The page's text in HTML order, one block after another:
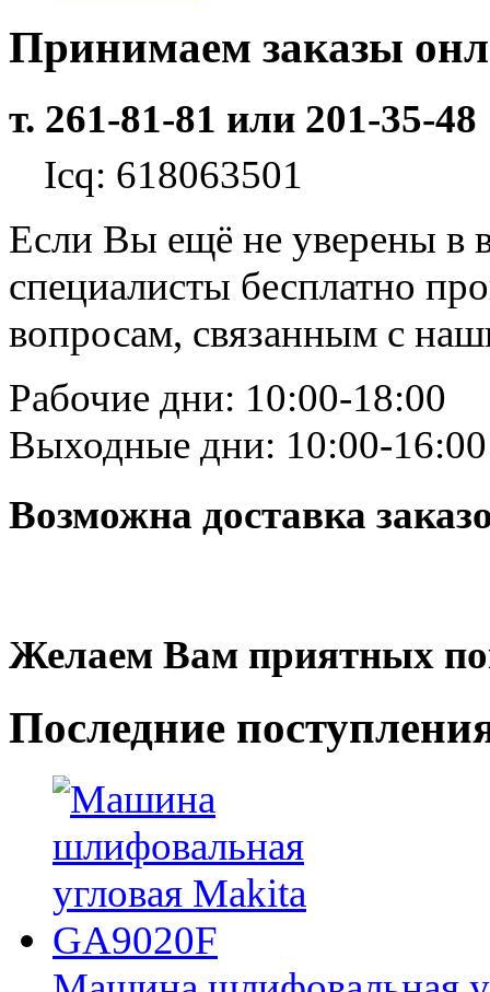
Принимаем заказы
т. 261-81-81 или 201-35-48
Icq: 618063501
Если Вы ещё не уверены в
специалисты бесплатно
вопросам, связанным с
Рабочие дни: 10:00-18:00
Выходные дни: 10:00-16:00
Возможна доставка
Желаем Вам приятных
Последние